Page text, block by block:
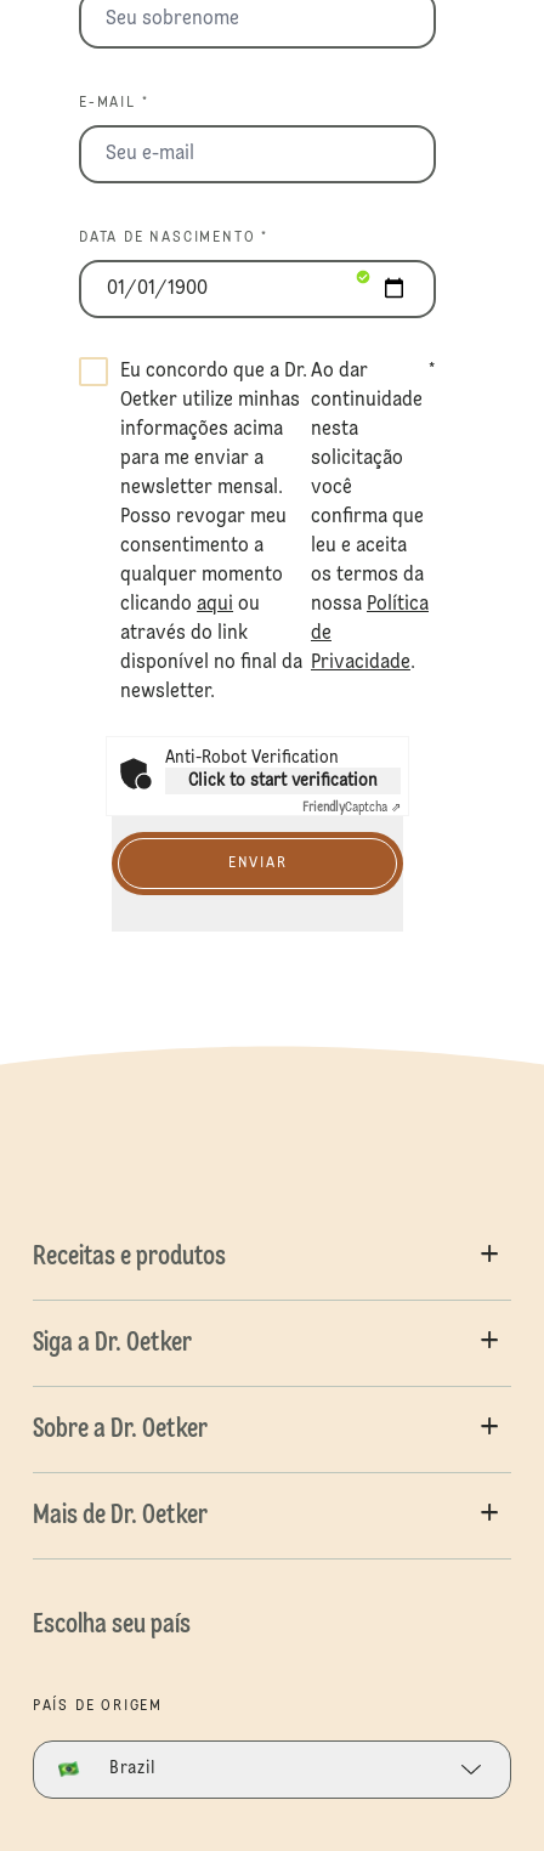
E-MAIL *
DATA DE NASCIMENTO *
Eu concordo que a Dr.
Oetker utilize minhas
informações acima
para me enviar a
newsletter mensal.
Posso revogar meu
consentimento a
qualquer momento
clicando aqui ou
através do link
disponível no final da
newsletter.
Ao dar
continuidade
nesta
solicitação
você
confirma que
leu e aceita
os termos da
nossa Política
de
Privacidade.
*
Anti-Robot Verification
Click to start verification
FriendlyCaptcha ⇗
ENVIAR
Receitas e produtos
Siga a Dr. Oetker
Sobre a Dr. Oetker
Mais de Dr. Oetker
Escolha seu país
PAÍS DE ORIGEM
Brazil